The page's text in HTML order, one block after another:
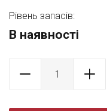
Рівень запасів:
В наявності